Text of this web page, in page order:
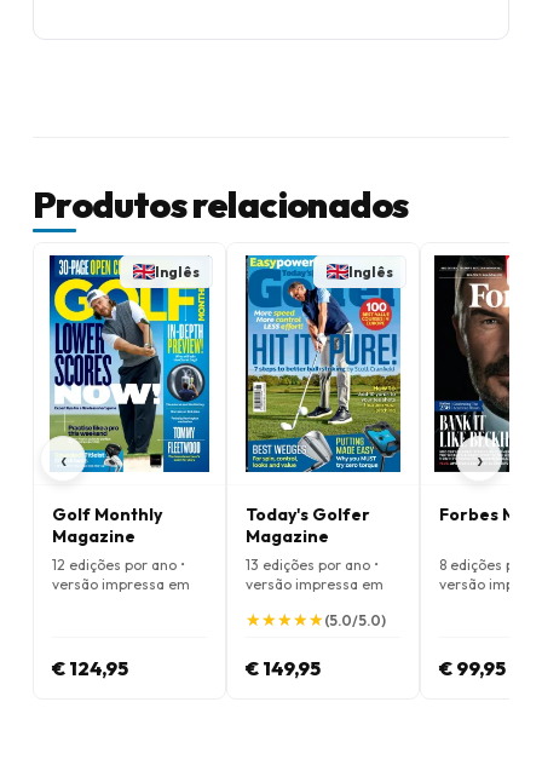
Produtos relacionados
‹
Inglês
Golf Monthly
Magazine
12 edições por ano •
versão impressa em
€ 124,95
Inglês
Today's Golfer
Magazine
13 edições por ano •
versão impressa em
★
★★
★★
★★
★★
★(5.0/5.0)
€ 149,95
Forbes
8 edições por
versão
€ 99,95
›